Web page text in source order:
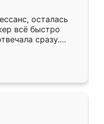
здесь.
осталась
всё быстро
сразу.
подошёл к
Собрали
аккуратно, даже